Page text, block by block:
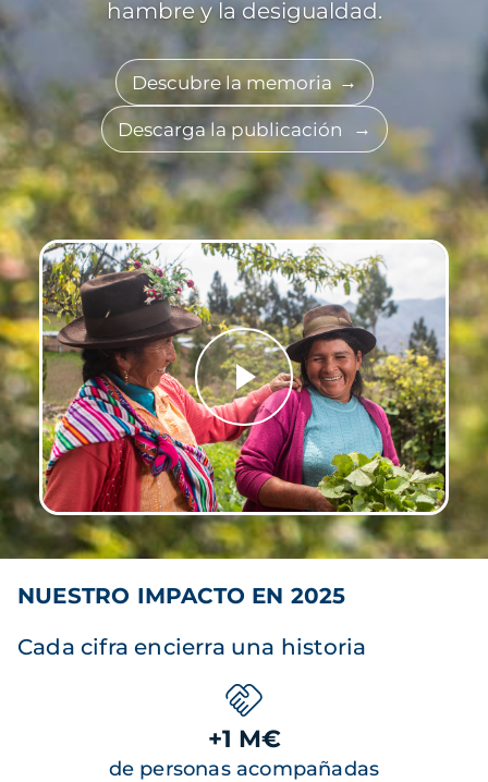
hambre y la desigualdad.
Descubre la memoria
Descarga la publicación
NUESTRO IMPACTO EN 2025
Cada cifra encierra una historia
+1 M€
de personas acompañadas